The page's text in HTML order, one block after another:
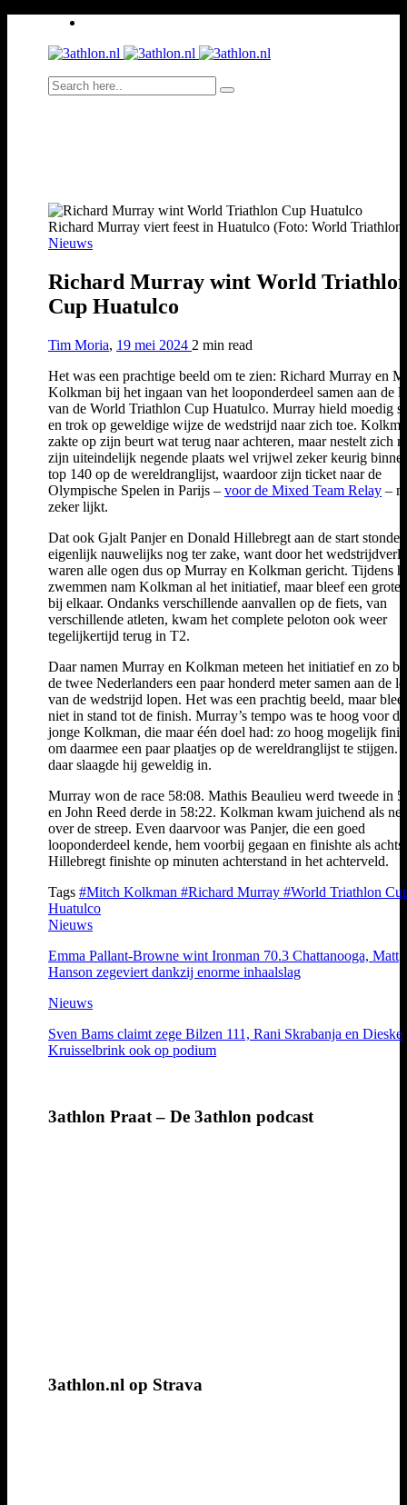
Richard Murray viert feest in Huatulco (Foto: World Triathlon)
Nieuws
Richard Murray wint World
Cup Huatulco
Tim Moria, 19 mei 2024 2 min read
Het was een prachtige beeld om te zien: Richard Murray en
Kolkman bij het ingaan van het looponderdeel samen aan de
van de World Triathlon Cup Huatulco. Murray hield moedig
en trok op geweldige wijze de wedstrijd naar zich toe.
zakte op zijn beurt wat terug naar achteren, maar nestelt zich
zijn uiteindelijk negende plaats wel vrijwel zeker keurig
top 140 op de wereldranglijst, waardoor zijn ticket naar de
Olympische Spelen in Parijs – voor de Mixed Team Relay –
zeker lijkt.
Dat ook Gjalt Panjer en Donald Hillebregt aan de start
eigenlijk nauwelijks nog ter zake, want door het
waren alle ogen dus op Murray en Kolkman gericht. Tijdens
zwemmen nam Kolkman al het initiatief, maar bleef een grote
bij elkaar. Ondanks verschillende aanvallen op de fiets, van
verschillende atleten, kwam het complete peloton ook weer
tegelijkertijd terug in T2.
Daar namen Murray en Kolkman meteen het initiatief en zo
de twee Nederlanders een paar honderd meter samen aan de
van de wedstrijd lopen. Het was een prachtig beeld, maar
niet in stand tot de finish. Murray’s tempo was te hoog voor de
jonge Kolkman, die maar één doel had: zo hoog mogelijk
om daarmee een paar plaatjes op de wereldranglijst te stijgen.
daar slaagde hij geweldig in.
Murray won de race 58:08. Mathis Beaulieu werd tweede in
en John Reed derde in 58:22. Kolkman kwam juichend als
over de streep. Even daarvoor was Panjer, die een goed
looponderdeel kende, hem voorbij gegaan en finishte als
Hillebregt finishte op minuten achterstand in het achterveld.
Tags #Mitch Kolkman #Richard Murray #World Triathlon
Huatulco
Nieuws
Emma Pallant-Browne wint Ironman 70.3 Chattanooga, Matt
Hanson zegeviert dankzij enorme inhaalslag
Nieuws
Sven Bams claimt zege Bilzen 111, Rani Skrabanja en Dieske
Kruisselbrink ook op podium
3athlon Praat – De 3athlon podcast
3athlon.nl op Strava